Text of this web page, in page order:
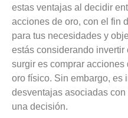
estas ventajas al decidir
acciones de oro, con el fin
para tus necesidades y
estás considerando
surgir es comprar
oro físico. Sin embargo, es
desventajas asociadas
una decisión.